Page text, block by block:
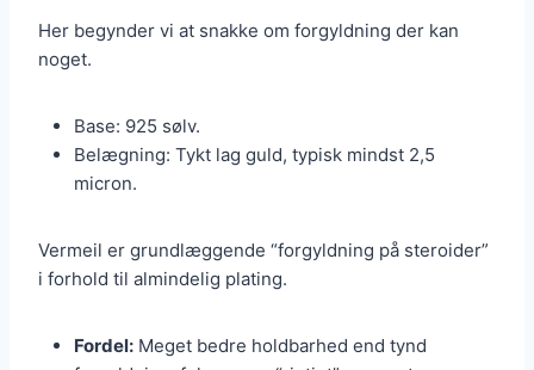
Her begynder vi at snakke om forgyldning der kan
noget.
Base: 925 sølv.
Belægning: Tykt lag guld, typisk mindst 2,5
micron.
Vermeil er grundlæggende “forgyldning på steroider”
i forhold til almindelig plating.
Fordel: Meget bedre holdbarhed end tynd